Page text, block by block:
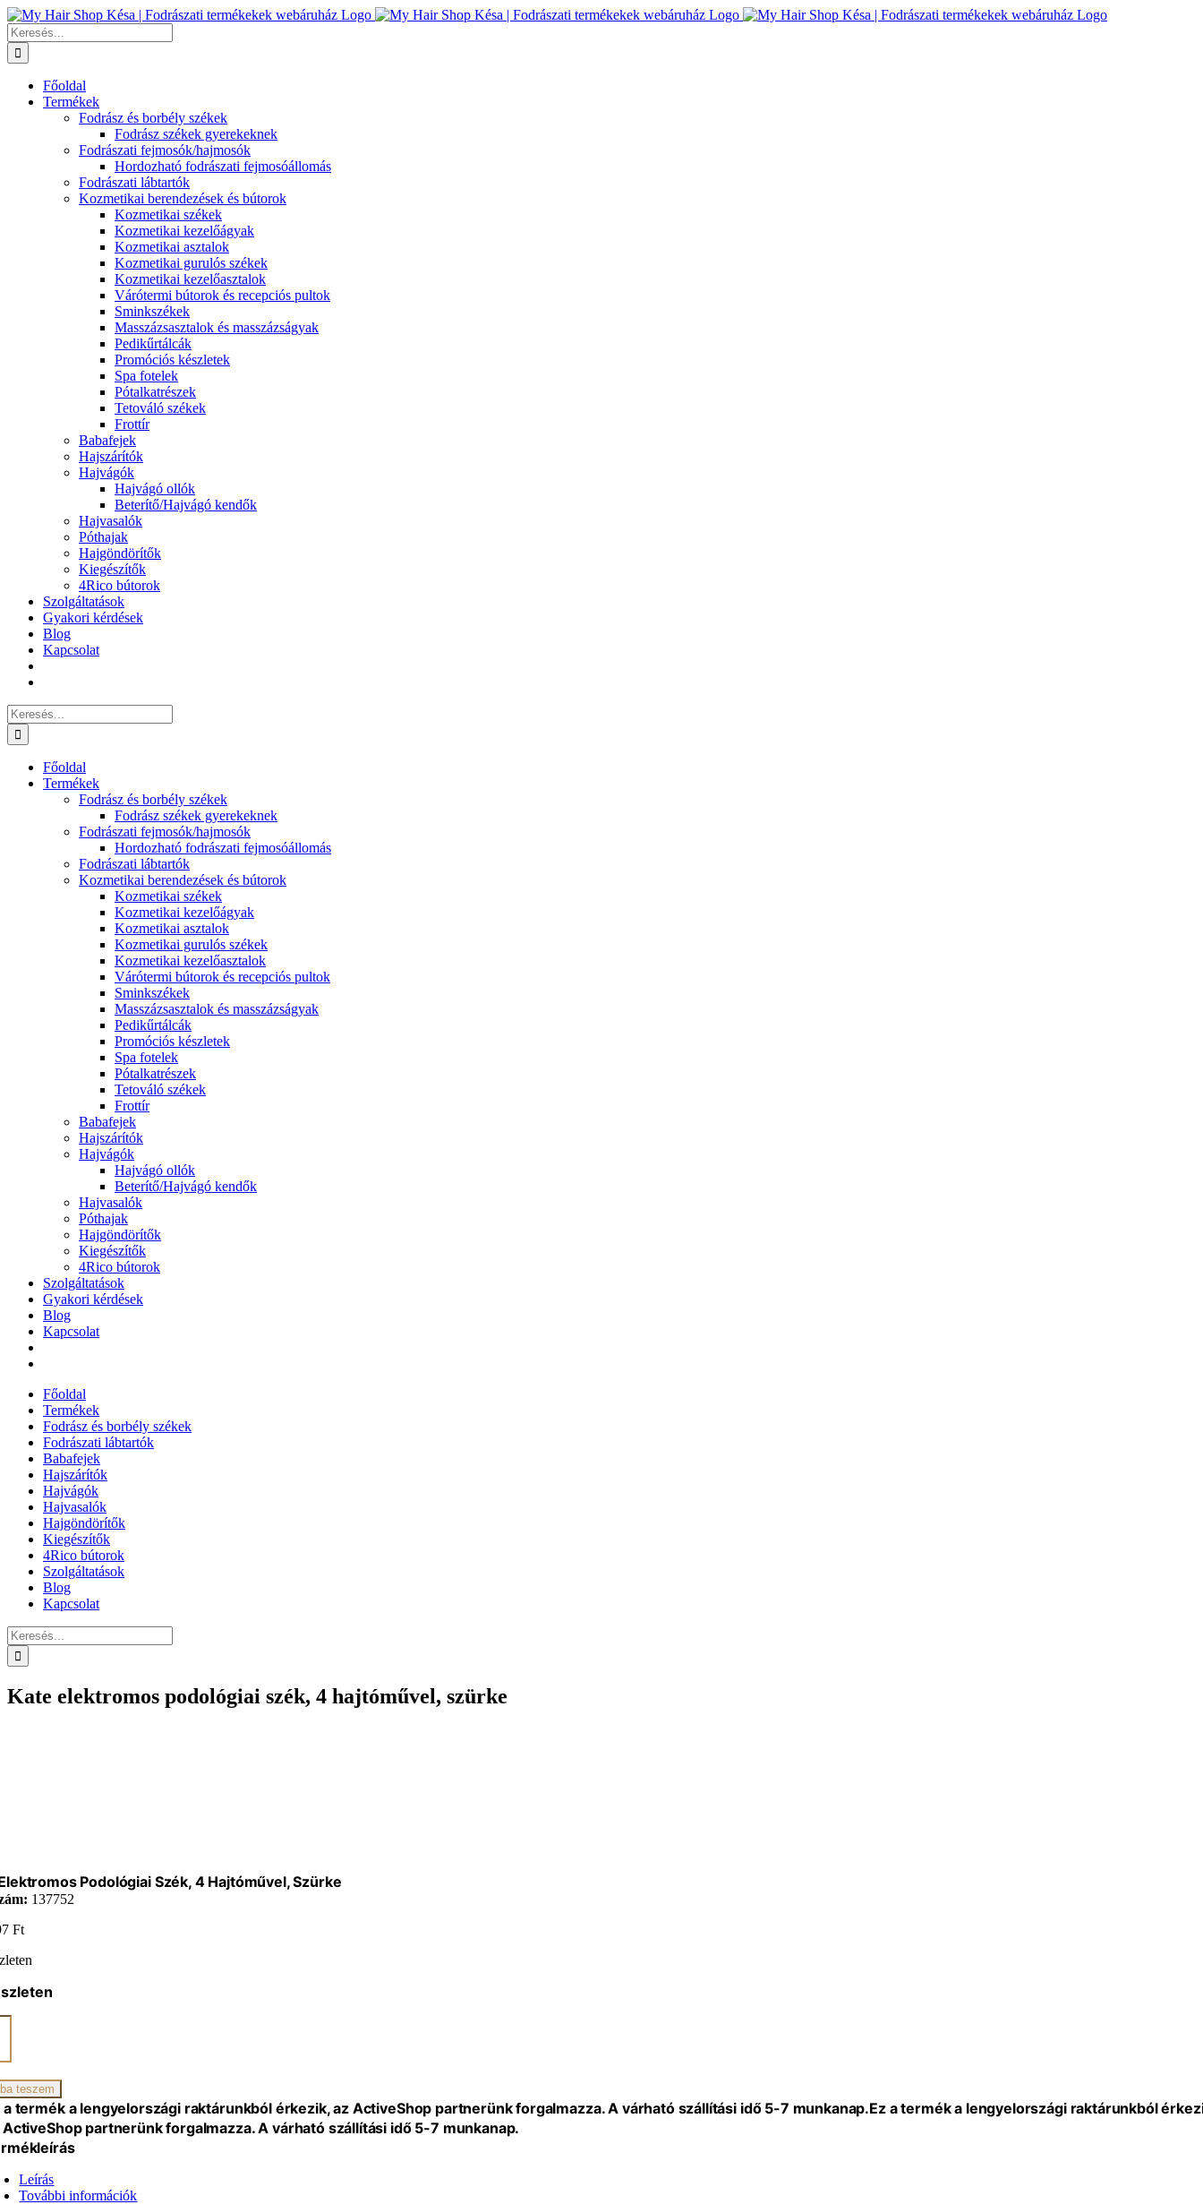
Kihagyás
Keresés...
Főoldal
Termékek
Fodrász és borbély székek
Fodrász székek gyerekeknek
Fodrászati fejmosók/hajmosók
Hordozható fodrászati fejmosóállomás
Fodrászati lábtartók
Kozmetikai berendezések és bútorok
Kozmetikai székek
Kozmetikai kezelőágyak
Kozmetikai asztalok
Kozmetikai gurulós székek
Kozmetikai kezelőasztalok
Várótermi bútorok és recepciós pultok
Sminkszékek
Masszázsasztalok és masszázságyak
Pedikűrtálcák
Promóciós készletek
Spa fotelek
Pótalkatrészek
Tetováló székek
Frottír
Babafejek
Hajszárítók
Hajvágók
Hajvágó ollók
Beterítő/Hajvágó kendők
Hajvasalók
Póthajak
Hajgöndörítők
Kiegészítők
4Rico bútorok
Szolgáltatások
Gyakori kérdések
Blog
Kapcsolat
Keresés...
Főoldal
Termékek
Fodrász és borbély székek
Fodrász székek gyerekeknek
Fodrászati fejmosók/hajmosók
Hordozható fodrászati fejmosóállomás
Fodrászati lábtartók
Kozmetikai berendezések és bútorok
Kozmetikai székek
Kozmetikai kezelőágyak
Kozmetikai asztalok
Kozmetikai gurulós székek
Kozmetikai kezelőasztalok
Várótermi bútorok és recepciós pultok
Sminkszékek
Masszázsasztalok és masszázságyak
Pedikűrtálcák
Promóciós készletek
Spa fotelek
Pótalkatrészek
Tetováló székek
Frottír
Babafejek
Hajszárítók
Hajvágók
Hajvágó ollók
Beterítő/Hajvágó kendők
Hajvasalók
Póthajak
Hajgöndörítők
Kiegészítők
4Rico bútorok
Szolgáltatások
Gyakori kérdések
Blog
Kapcsolat
Főoldal
Termékek
Fodrász és borbély székek
Fodrászati lábtartók
Babafejek
Hajszárítók
Hajvágók
Hajvasalók
Hajgöndörítők
Kiegészítők
4Rico bútorok
Szolgáltatások
Blog
Kapcsolat
Keresés...
Kate elektromos podológiai szék, 4 hajtóművel, szürke
Podológiai Szék, 4 Hajtóművel, Szürke
137752
Ft
teszem
a termék a lengyelországi raktárunkból érkezik, az ActiveShop partnerünk forgalmazza. A várható szállítási idő 5-7 munkanap.Ez a termék a lengyelországi raktárunkból
ActiveShop partnerünk forgalmazza. A várható szállítási idő 5-7 munkanap.
Leírás
További információk